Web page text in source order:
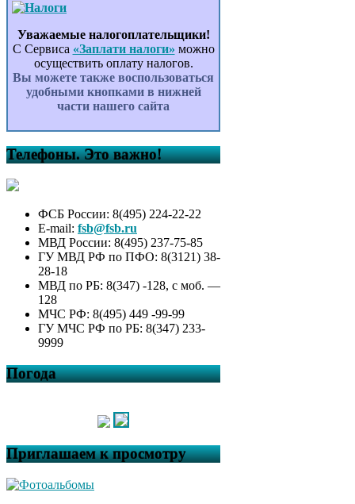
Уважаемые налогоплательщики!
С Сервиса «Заплати налоги» можно
осуществить оплату налогов.
Вы можете также воспользоваться
удобными кнопками в нижней
части нашего сайта
Телефоны. Это важно!
ФСБ России: 8(495) 224-22-22
E-mail: fsb@fsb.ru
МВД России: 8(495) 237-75-85
ГУ МВД РФ по ПФО: 8(3121) 38-
28-18
МВД по РБ: 8(347) -128, с моб. —
128
МЧС РФ: 8(495) 449 -99-99
ГУ МЧС РФ по РБ: 8(347) 233-
9999
Погода
Приглашаем к просмотру